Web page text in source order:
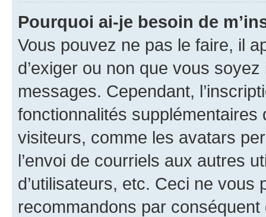
Pourquoi ai-je besoin de
Vous pouvez ne pas le faire, il
d’exiger ou non que vous
messages. Cependant,
fonctionnalités
visiteurs, comme les avatars
l’envoi de courriels aux autres
d’utilisateurs, etc. Ceci ne vous
recommandons par conséquent